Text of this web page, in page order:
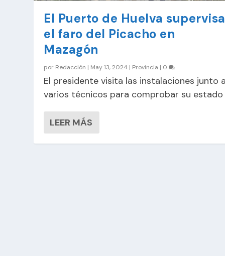
El Puerto de Huelva supervisa
el faro del Picacho en
Mazagón
por Redacción | May 13, 2024 | Provincia | 0
El presidente visita las instalaciones junto
varios técnicos para comprobar su estado
LEER MÁS